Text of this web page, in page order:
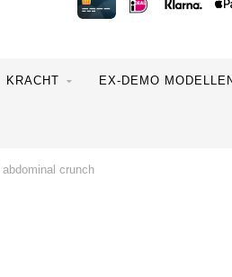
KRACHT EX-DEMO
crunch